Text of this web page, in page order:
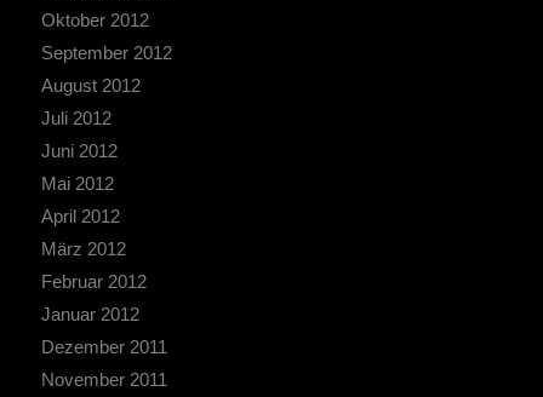
Oktober 2012
September 2012
August 2012
Juli 2012
Juni 2012
Mai 2012
April 2012
März 2012
Februar 2012
Januar 2012
Dezember 2011
November 2011